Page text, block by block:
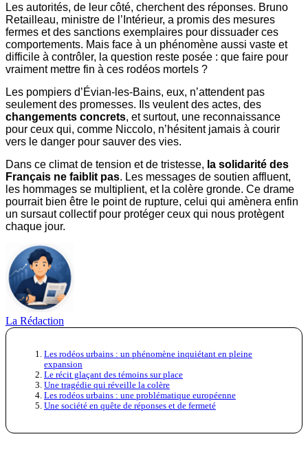
Les autorités, de leur côté, cherchent des réponses. Bruno
Retailleau, ministre de l’Intérieur, a promis des mesures
fermes et des sanctions exemplaires pour dissuader ces
comportements. Mais face à un phénomène aussi vaste et
difficile à contrôler, la question reste posée : que faire pour
vraiment mettre fin à ces rodéos mortels ?
Les pompiers d’Évian-les-Bains, eux, n’attendent pas
seulement des promesses. Ils veulent des actes, des
changements concrets, et surtout, une reconnaissance
pour ceux qui, comme Niccolo, n’hésitent jamais à courir
vers le danger pour sauver des vies.
Dans ce climat de tension et de tristesse, la solidarité des
Français ne faiblit pas. Les messages de soutien affluent,
les hommages se multiplient, et la colère gronde. Ce drame
pourrait bien être le point de rupture, celui qui amènera enfin
un sursaut collectif pour protéger ceux qui nous protègent
chaque jour.
La Rédaction
Les rodéos urbains : un phénomène inquiétant en pleine
expansion
Le récit glaçant des témoins sur place
Une tragédie qui réveille la colère
Les rodéos urbains : une problématique européenne
Une société en quête de réponses et de fermeté